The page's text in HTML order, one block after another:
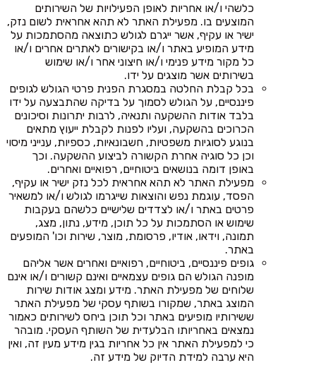
כלשהי ו/או אחריות לאופן הפעילויות של השירותים
המוצעים בו. מפעילת האתר לא תהא אחראית לשום נזק,
ישיר או עקיף, אשר ייגרם לגולש כתוצאה מהסתמכות על
מידע המופיע באתר ו/או בקישורים לאתרים אחרים ו/או
כל מקור מידע פנימי ו/או חיצוני אחר ו/או שימוש
בשירותים אשר מוצגים על ידו.
בכל קבלת החלטה במסגרת הפנית פרטי הגולש לגופים
פיננסיים, על הגולש לסמוך על בדיקה שהתבצעה על ידו
בלבד אודות ההשקעה ותנאיה, לרבות יתרונות וסיכונים
הכרוכים בהשקעה, ועליו לפנות לקבלת ייעוץ מתאים
בנוגע לסוגיות משפטיות, חשבונאיות, כספיות, ענייני מיסוי
וכן כל סוגיה אחרת הקשורה לביצוע ההשקעה. וכך
באופן דומה בנושאים ביטוחיים, רפואיים ואחרים.
מפעילת האתר לא תהא אחראית לכל נזק ישיר או עקיף,
הפסד, עוגמת נפש והוצאות שייגרמו לגולש ו/או למשאיר
פרטים באתר ו/או לצדדים שלישיים כלשהם בעקבות
שימוש או הסתמכות על כל תוכן, מידע, נתון, מצג,
תמונה, וידאו, אודיו, פרסומת, מוצר, שירות וכו' המופעים
באתר.
גופים פיננסיים, ביטוחיים, רפואיים ואחרים אשר אליהם
מופנה הגולש הם גופים עצמאיים ואינם קשורים ו/או אינם
שלוחים של מפעילת האתר. מידע ומצג אודות שירות
המוצג באתר, שמקורו בשותף עסקי של מפעילת האתר
ששירותיו מופיעים באתר וכל תוכן ביחס לשירותים כאמור
נמצאים באחריותו הבלעדית של השותף העסקי. מובהר
כי למפעילת האתר אין כל אחריות בגין מידע מעין זה, ואין
היא ערבה למידת הדיוק של מידע זה.